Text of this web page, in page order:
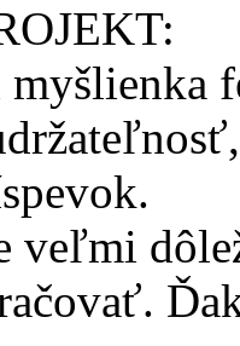
myšlienka
veľmi